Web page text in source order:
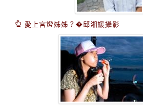
愛上宮燈姊姊？�邱湘媛攝影